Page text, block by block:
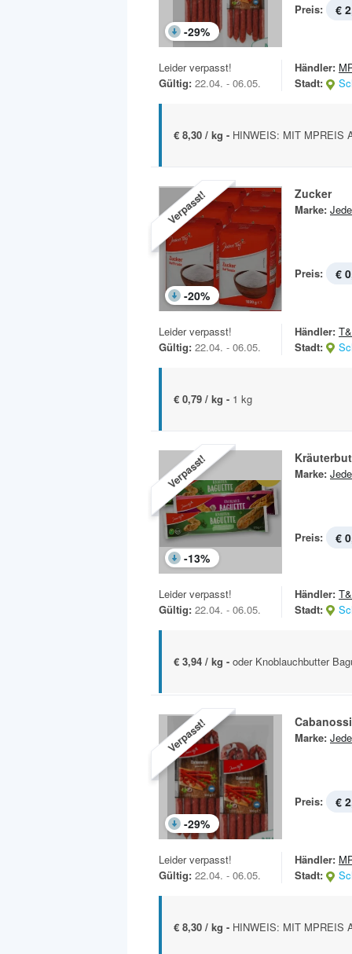
-29%
Preis: €
Leider verpasst!
Gültig: 22.04. - 06.05.
Händler:
Stadt:
€ 8,30 / kg - HINWEIS: MIT MPREIS
Verpasst!
-20%
Zucker
Marke:
Preis: €
Leider verpasst!
Gültig: 22.04. - 06.05.
Händler:
Stadt:
€ 0,79 / kg - 1 kg
Verpasst!
-13%
Marke:
Preis: €
Leider verpasst!
Gültig: 22.04. - 06.05.
Händler:
Stadt:
€ 3,94 / kg - oder Knoblauchbutter
Verpasst!
-29%
Cabanossi
Marke:
Preis: €
Leider verpasst!
Gültig: 22.04. - 06.05.
Händler:
Stadt:
€ 8,30 / kg - HINWEIS: MIT MPREIS